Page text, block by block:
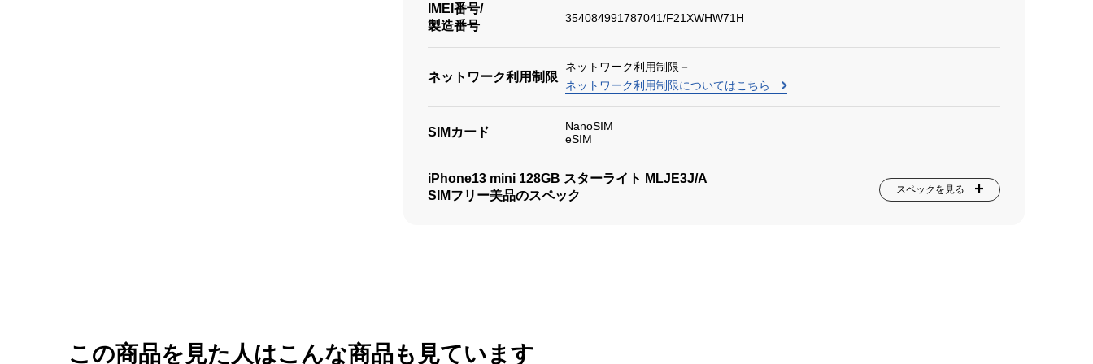
IMEI番号/
製造番号
354084991787041/F21XWHW71H
ネットワーク利用制限
ネットワーク利用制限－
ネットワーク利用制限についてはこちら
SIMカード
NanoSIM
eSIM
iPhone13 mini 128GB スターライト MLJE3J/A
SIMフリー美品のスペック
スペックを見る
この商品を見た人はこんな商品も見ています